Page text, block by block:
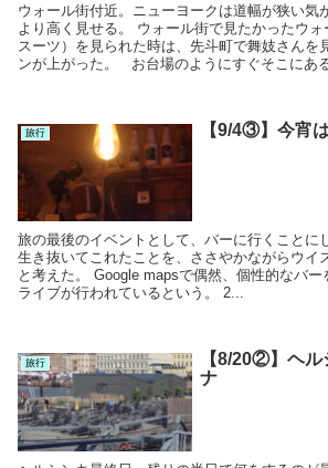
ウォール街付近。ニューヨークは道幅が狭い気
より高く見せる。 ウォール街で見たかったウ
スーツ）を見られた時は、先斗町で舞妓さんを
ンが上がった。 お台場のようにすぐそこにあ
旅行 【9/4③】今宵
旅の最後のイベントとして、バーに行くことに
生き抜いてこれたことを、ささやかながらウイ
と考えた。 Google mapsで偶然、個性的なバ
ライブが行われているという。 2...
旅行
【8/20②】ヘ
ナ